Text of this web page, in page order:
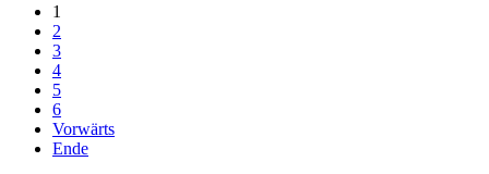
1
2
3
4
5
6
Vorwärts
Ende